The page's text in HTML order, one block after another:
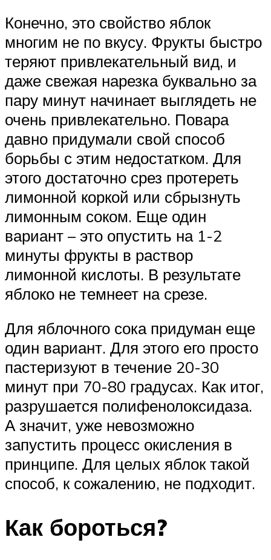
Конечно, это свойство яблок
многим не по вкусу. Фрукты быстро
теряют привлекательный вид, и
даже свежая нарезка буквально за
пару минут начинает выглядеть не
очень привлекательно. Повара
давно придумали свой способ
борьбы с этим недостатком. Для
этого достаточно срез протереть
лимонной коркой или сбрызнуть
лимонным соком. Еще один
вариант – это опустить на 1-2
минуты фрукты в раствор
лимонной кислоты. В результате
яблоко не темнеет на срезе.
Для яблочного сока придуман еще
один вариант. Для этого его просто
пастеризуют в течение 20-30
минут при 70-80 градусах. Как итог,
разрушается полифенолоксидаза.
А значит, уже невозможно
запустить процесс окисления в
принципе. Для целых яблок такой
способ, к сожалению, не подходит.
Как бороться?